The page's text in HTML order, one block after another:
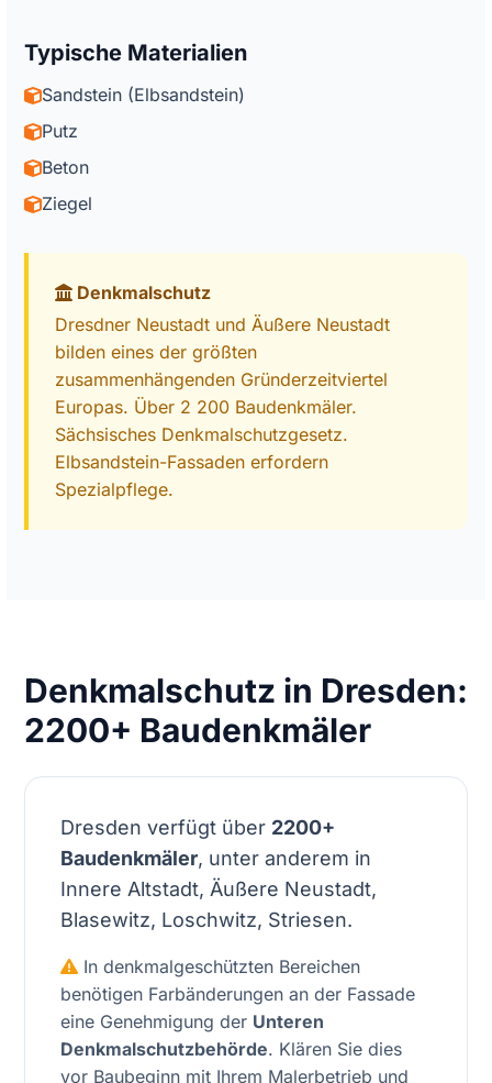
Typische Materialien
Sandstein (Elbsandstein)
Putz
Beton
Ziegel
Denkmalschutz
Dresdner Neustadt und Äußere Neustadt
bilden eines der größten
zusammenhängenden Gründerzeitviertel
Europas. Über 2 200 Baudenkmäler.
Sächsisches Denkmalschutzgesetz.
Elbsandstein-Fassaden erfordern
Spezialpflege.
Denkmalschutz in Dresden:
2200+ Baudenkmäler
Dresden verfügt über 2200+
Baudenkmäler, unter anderem in
Innere Altstadt, Äußere Neustadt,
Blasewitz, Loschwitz, Striesen.
In denkmalgeschützten Bereichen
benötigen Farbänderungen an der Fassade
eine Genehmigung der Unteren
Denkmalschutzbehörde. Klären Sie dies
vor Baubeginn mit Ihrem Malerbetrieb und